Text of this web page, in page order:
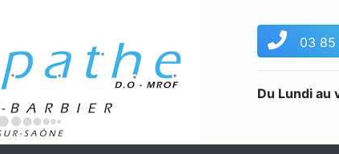
03 85
Du Lundi au